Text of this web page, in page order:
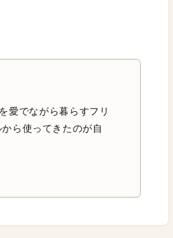
愛でながら暮らすフリ
ら使ってきたのが自